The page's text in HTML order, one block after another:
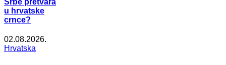
u hrvatske
crnce?
02.08.2026.
Hrvatska